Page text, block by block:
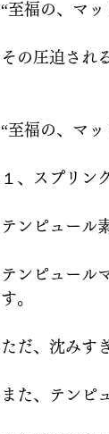
“至福の、マッ
その圧迫され
“至福の、マ
１、スプリン
テンピュール
テンピュール
す。
ただ、沈みす
また、テンピ